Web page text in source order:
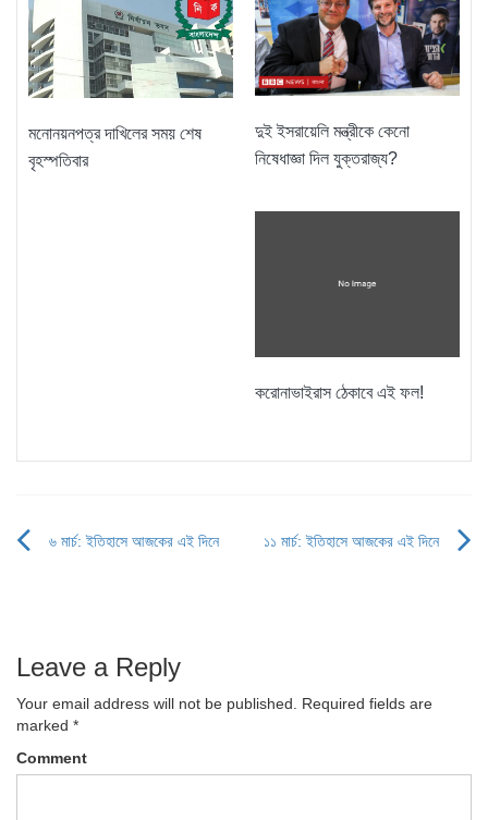
মনোনয়নপত্র দাখিলের সময় শেষ
বৃহস্পতিবার
দুই ইসরায়েলি মন্ত্রীকে কেনো
নিষেধাজ্ঞা দিল যুক্তরাজ্য?
করোনাভাইরাস ঠেকাবে এই ফল!
৬ মার্চ: ইতিহাসে আজকের এই দিনে ১১ মার্চ: ইতিহাসে আজকের এই দিনে
Leave a Reply
Your email address will not be published.
Required fields are
marked *
Comment